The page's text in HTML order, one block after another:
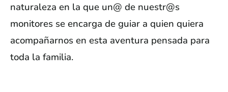
naturaleza en la que un@ de nuestr@s
monitores se encarga de guiar a quien quiera
acompañarnos en esta aventura pensada para
toda la familia.